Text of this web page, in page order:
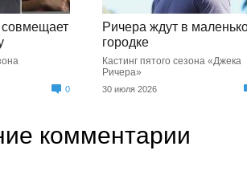
совмещает
0
Ричера ждут в
городке
Кастинг пятого сезона «Джека
Ричера»
30 июля 2026
комментарии